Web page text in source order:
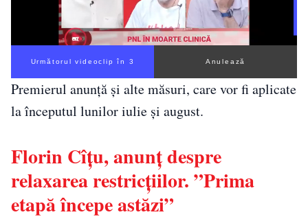
Următorul videoclip în 2 Anulează
Premierul anunță și alte măsuri, care vor fi aplicate
la începutul lunilor iulie și august.
Florin Cîțu, anunț despre
relaxarea restricțiilor. ”Prima
etapă începe astăzi”